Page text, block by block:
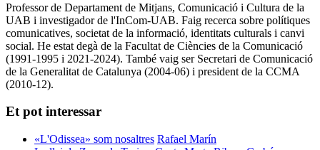
Professor de Departament de Mitjans, Comunicació i Cultura de la
UAB i investigador de l'InCom-UAB. Faig recerca sobre polítiques
comunicatives, societat de la informació, identitats culturals i canvi
social. He estat degà de la Facultat de Ciències de la Comunicació
(1991-1995 i 2021-2024). També vaig ser Secretari de Comunicació
de la Generalitat de Catalunya (2004-06) i president de la CCMA
(2010-12).
Et pot interessar
«L'Odissea» som nosaltres Rafael Marín